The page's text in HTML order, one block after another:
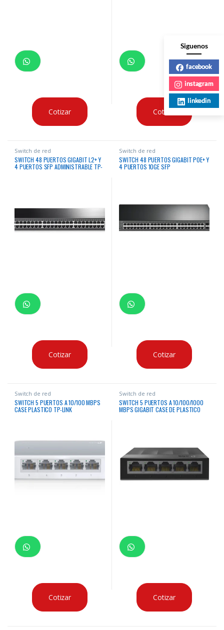
Cotizar Cotizar
Switch de red
SWITCH 48 PUERTOS GIGABIT L2+ Y
4 PUERTOS SFP ADMINISTRABLE TP-
Cotizar
Switch de red
SWITCH 48 PUERTOS GIGABIT POE+ Y
4 PUERTOS 10GE SFP
Cotizar
Switch de red
SWITCH 5 PUERTOS A 10/100 MBPS
CASE PLASTICO TP-LINK
Cotizar
Switch de red
SWITCH 5 PUERTOS A 10/100/1000
MBPS GIGABIT CASE DE PLASTICO
Cotizar
Siguenos
facebook
instagram
linkedin